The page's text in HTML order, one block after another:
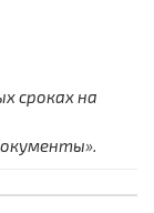
сроках на